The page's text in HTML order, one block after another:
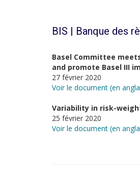
BIS | Banque des
Basel Committee
and promote Basel III
27 février 2020
Voir le document (en
Variability in risk-
25 février 2020
Voir le document (en